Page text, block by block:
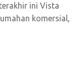
ini Vista
komersial,